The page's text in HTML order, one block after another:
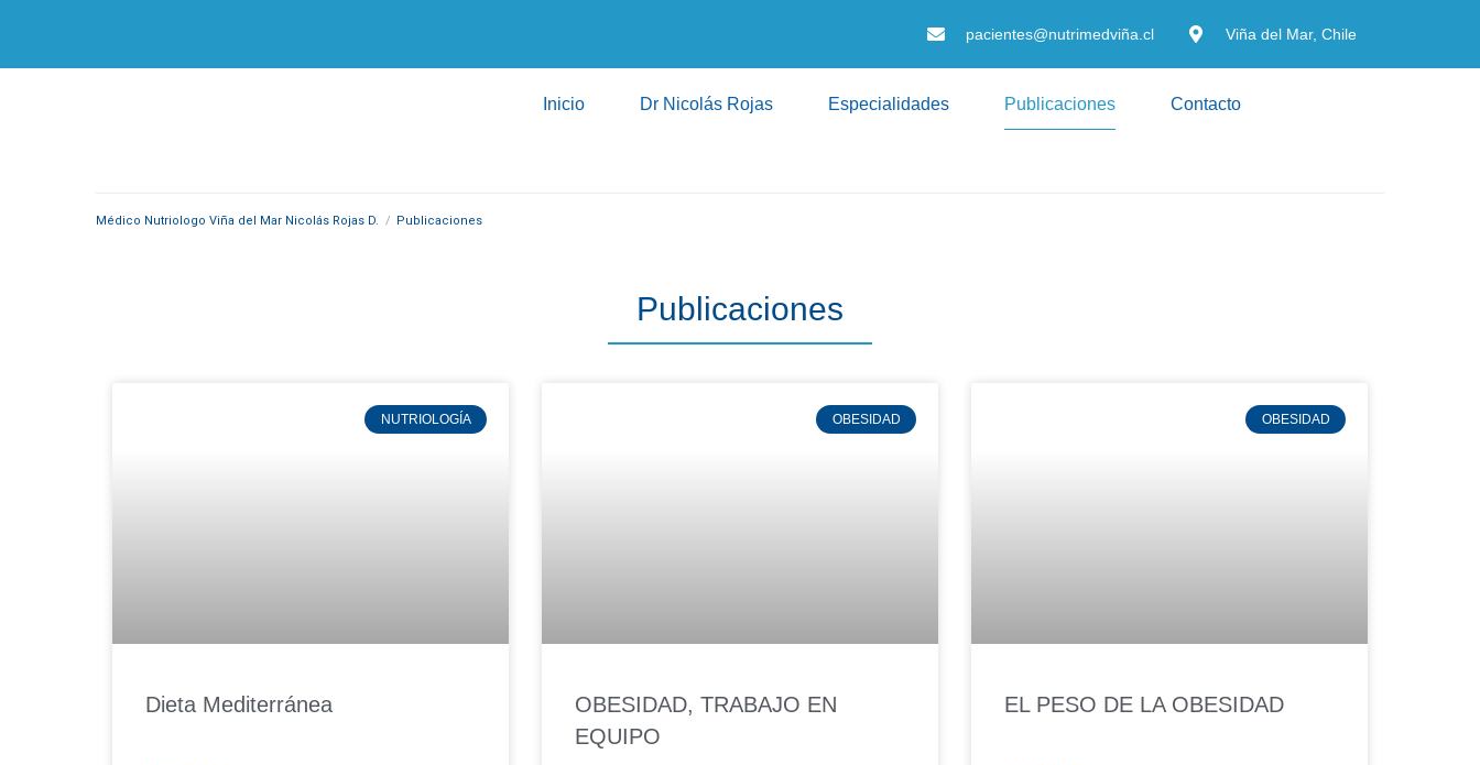
pacientes@nutrimedviña.cl Viña del Mar, Chile
Inicio Dr Nicolás Rojas Especialidades Publicaciones Contacto
Médico Nutriologo Viña del Mar Nicolás Rojas D. / Publicaciones
Publicaciones
NUTRIOLOGÍA
Dieta Mediterránea
OBESIDAD
OBESIDAD, TRABAJO EN
EQUIPO
OBESIDAD
EL PESO DE LA OBESIDAD